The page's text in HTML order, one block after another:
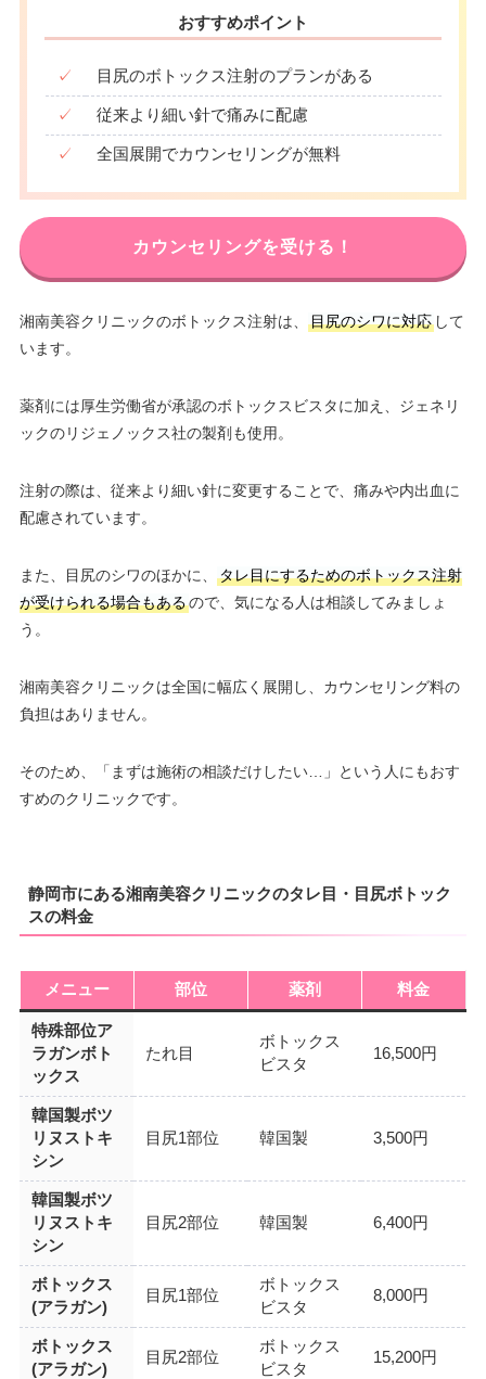
おすすめポイント
✓ 目尻のボトックス注射のプランがある
✓ 従来より細い針で痛みに配慮
✓ 全国展開でカウンセリングが無料
カウンセリングを受ける！
湘南美容クリニックのボトックス注射は、 目尻のシワに対応して
います。
薬剤には厚生労働省が承認のボトックスビスタに加え、ジェネリ
ックのリジェノックス社の製剤も使用。
注射の際は、従来より細い針に変更することで、痛みや内出血に
配慮されています。
また、目尻のシワのほかに、
タレ目にするためのボトックス注射
が受けられる場合もあるので、気になる人は相談してみましょ
う。
湘南美容クリニックは全国に幅広く展開し、カウンセリング料の
負担はありません。
そのため、「まずは施術の相談だけしたい…」という人にもおす
すめのクリニックです。
静岡市にある湘南美容クリニックのタレ目・目尻ボトック
スの料金
メニュー 部位 薬剤 料金
特殊部位ア
ラガンボト
ックス
たれ目
ボトックス
ビスタ
16,500円
韓国製ボツ
リヌストキ
シン
目尻1部位 韓国製 3,500円
韓国製ボツ
リヌストキ
シン
目尻2部位 韓国製 6,400円
ボトックス
(アラガン)
目尻1部位
ボトックス
ビスタ
8,000円
ボトックス
(アラガン)
目尻2部位
ボトックス
ビスタ
15,200円